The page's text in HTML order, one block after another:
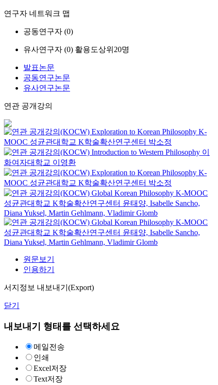
연구자 네트워크 맵
공동연구자 (0)
유사연구자 (0) 활용도상위20명
발표논문
공동연구논문
유사연구논문
연관 공개강의
Exploration to Korean Philosophy K-
MOOC 성균관대학교 K학술확산연구센터 박소정
Introduction to Western Philosophy 이
화여자대학교 이영환
Exploration to Korean Philosophy K-
MOOC 성균관대학교 K학술확산연구센터 박소정
Global Korean Philosophy K-MOOC
성균관대학교 K학술확산연구센터 윤태양, Isabelle Sancho,
Diana Yuksel, Martin Gehlmann, Vladimir Glomb
Global Korean Philosophy K-MOOC
성균관대학교 K학술확산연구센터 윤태양, Isabelle Sancho,
Diana Yuksel, Martin Gehlmann, Vladimir Glomb
원문보기
인용하기
서지정보 내보내기(Export)
닫기
내보내기 형태를 선택하세요
메일전송
인쇄
Excel저장
Text저장